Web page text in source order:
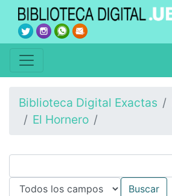
Biblioteca Digital Exactas
El Hornero